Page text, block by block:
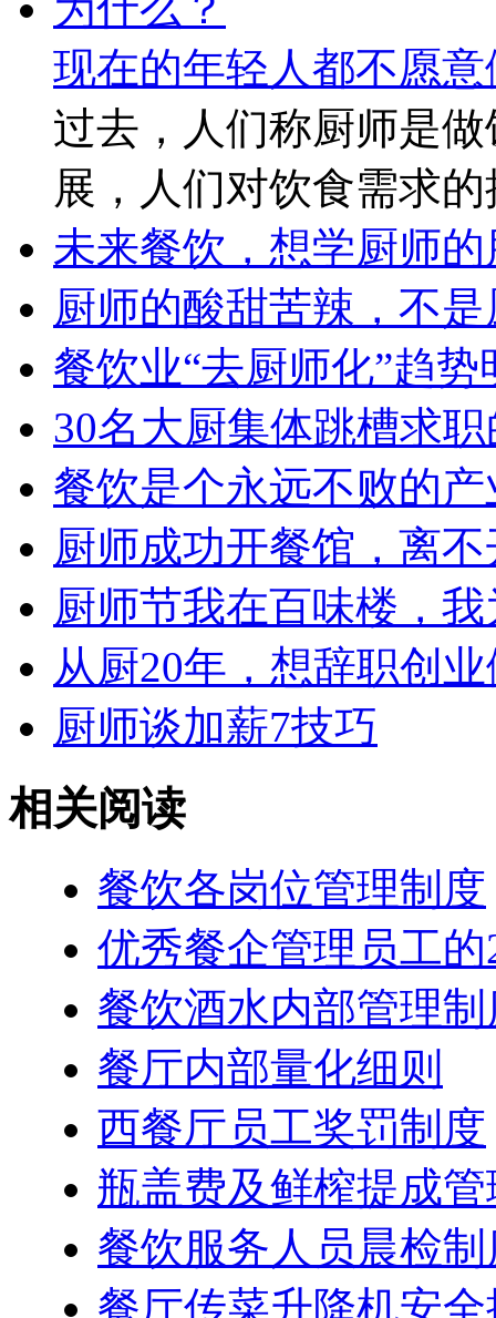
现在的年轻人都不愿
过去，人们称厨师是
展，人们对饮食需求
未来餐饮，想学厨师
厨师的酸甜苦辣，不
餐饮业“去厨师化”趋
30名大厨集体跳槽求
餐饮是个永远不败的
厨师成功开餐馆，离
厨师节我在百味楼，
从厨20年，想辞职创
厨师谈加薪7技巧
相关阅读
餐饮各岗位管理制度
优秀餐企管理员工
餐饮酒水内部管理制
餐厅内部量化细则
西餐厅员工奖罚制度
瓶盖费及鲜榨提成
餐饮服务人员晨检制
餐厅传菜升降机安